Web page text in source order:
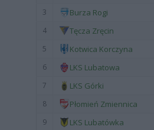
3 Burza Rogi
4 Tęcza Zręcin
5 Kotwica Korczyna
6 LKS Lubatowa
7 LKS Górki
8 Płomień Zmiennica
9 LKS Lubatówka